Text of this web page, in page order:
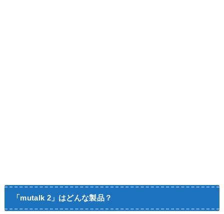
「mutalk 2」はどんな製品？